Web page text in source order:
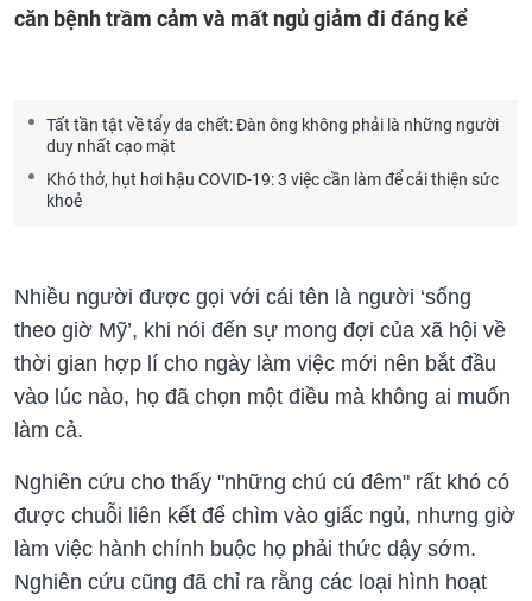
căn bệnh trầm cảm và mất ngủ giảm đi đáng kể
Tất tần tật về tẩy da chết: Đàn ông không phải là những người
duy nhất cạo mặt
Khó thở, hụt hơi hậu COVID-19: 3 việc cần làm để cải thiện sức
khoẻ
Nhiều người được gọi với cái tên là người ‘sống
theo giờ Mỹ’, khi nói đến sự mong đợi của xã hội về
thời gian hợp lí cho ngày làm việc mới nên bắt đầu
vào lúc nào, họ đã chọn một điều mà không ai muốn
làm cả.
Nghiên cứu cho thấy "những chú cú đêm" rất khó có
được chuỗi liên kết để chìm vào giấc ngủ, nhưng giờ
làm việc hành chính buộc họ phải thức dậy sớm.
Nghiên cứu cũng đã chỉ ra rằng các loại hình hoạt